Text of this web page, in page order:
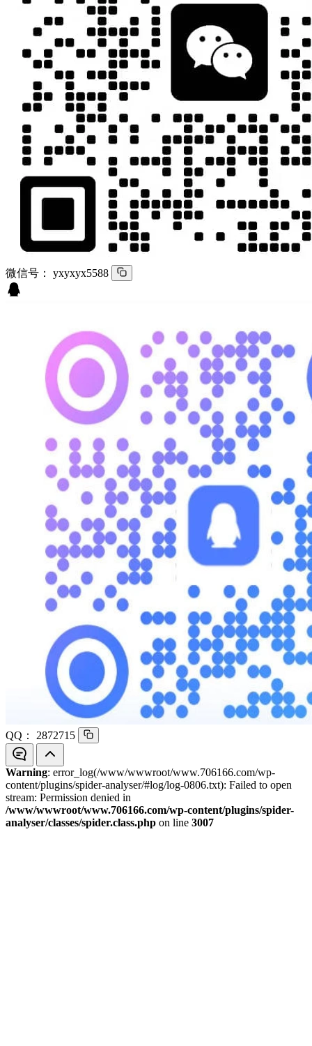
微信号： yxyxyx5588
QQ： 2872715
Warning: error_log(/www/wwwroot/www.706166.com/wp-
content/plugins/spider-analyser/#log/log-0806.txt): Failed to open
stream: Permission denied in
/www/wwwroot/www.706166.com/wp-content/plugins/spider-
analyser/classes/spider.class.php on line 3007